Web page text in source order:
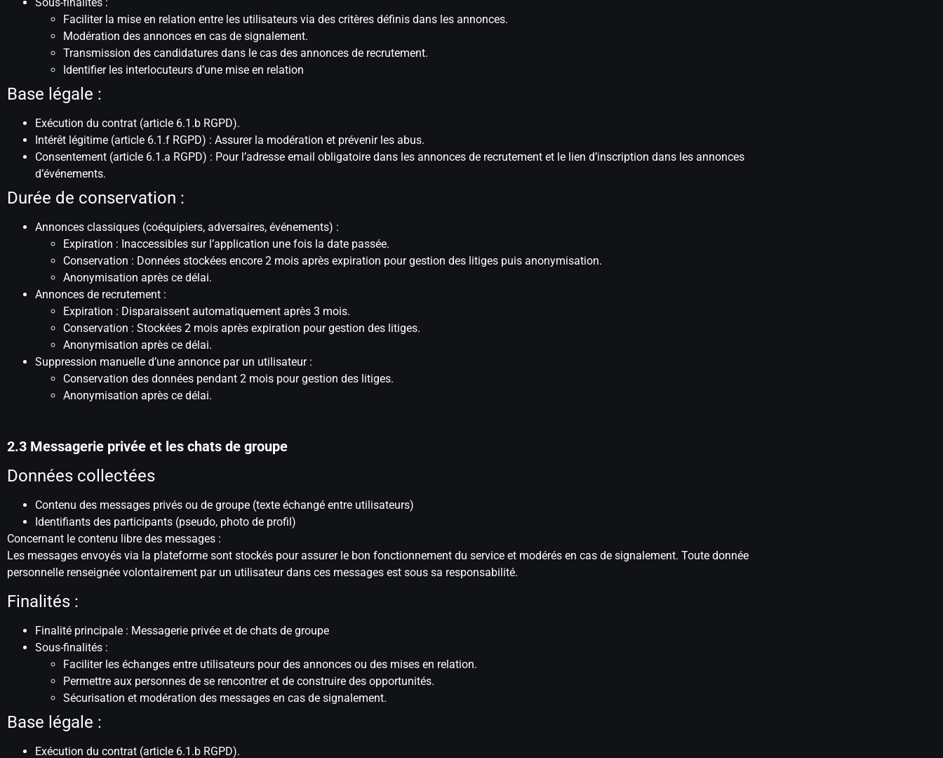
Faciliter la mise en relation entre les utilisateurs via des critères définis dans les annonces.
Modération des annonces en cas de signalement.
Transmission des candidatures dans le cas des annonces de recrutement.
Identifier les interlocuteurs d’une mise en relation
Base légale :
Exécution du contrat (article 6.1.b RGPD).
Intérêt légitime (article 6.1.f RGPD) : Assurer la modération et prévenir les abus.
Consentement (article 6.1.a RGPD) : Pour l’adresse email obligatoire dans les annonces de recrutement et le lien d’inscription dans les annonces
d’événements.
Durée de conservation :
Annonces classiques (coéquipiers, adversaires, événements) :
Expiration : Inaccessibles sur l’application une fois la date passée.
Conservation : Données stockées encore 2 mois après expiration pour gestion des litiges puis anonymisation.
Anonymisation après ce délai.
Annonces de recrutement :
Expiration : Disparaissent automatiquement après 3 mois.
Conservation : Stockées 2 mois après expiration pour gestion des litiges.
Anonymisation après ce délai.
Suppression manuelle d’une annonce par un utilisateur :
Conservation des données pendant 2 mois pour gestion des litiges.
Anonymisation après ce délai.
2.3 Messagerie privée et les chats de groupe
Données collectées
Contenu des messages privés ou de groupe (texte échangé entre utilisateurs)
Identifiants des participants (pseudo, photo de profil)
Concernant le contenu libre des messages :
Les messages envoyés via la plateforme sont stockés pour assurer le bon fonctionnement du service et modérés en cas de signalement. Toute donnée
personnelle renseignée volontairement par un utilisateur dans ces messages est sous sa responsabilité.
Finalités :
Finalité principale : Messagerie privée et de chats de groupe
Sous-finalités :
Faciliter les échanges entre utilisateurs pour des annonces ou des mises en relation.
Permettre aux personnes de se rencontrer et de construire des opportunités.
Sécurisation et modération des messages en cas de signalement.
Base légale :
Exécution du contrat (article 6.1.b RGPD).